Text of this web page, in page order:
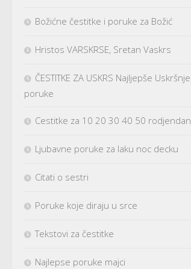
Božićne čestitke i poruke za Božić
Hristos VARSKRSE, Sretan Vaskrs
ČESTITKE ZA USKRS Najljepše Uskršnje
poruke
Cestitke za 10 20 30 40 50 rodjendan
Ljubavne poruke za laku noc decku
Citati o sestri
Poruke koje diraju u srce
Tekstovi za čestitke
Najlepse poruke majci